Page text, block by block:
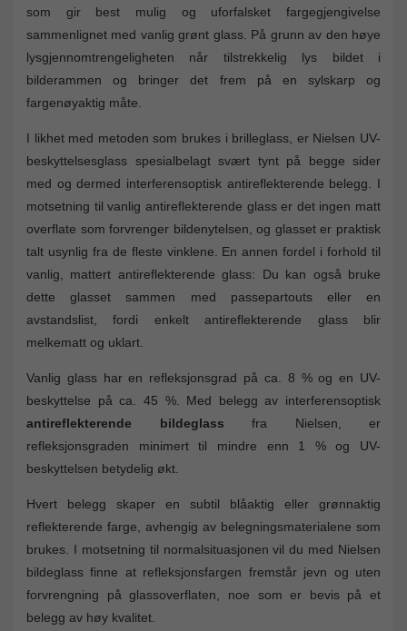
som gir best mulig og uforfalsket fargegjengivelse
sammenlignet med vanlig grønt glass. På grunn av den høye
lysgjennomtrengeligheten når tilstrekkelig lys bildet i
bilderammen og bringer det frem på en sylskarp og
fargenøyaktig måte.
I likhet med metoden som brukes i brilleglass, er Nielsen UV-
beskyttelsesglass spesialbelagt svært tynt på begge sider
med og dermed interferensoptisk antireflekterende belegg. I
motsetning til vanlig antireflekterende glass er det ingen matt
overflate som forvrenger bildenytelsen, og glasset er praktisk
talt usynlig fra de fleste vinklene. En annen fordel i forhold til
vanlig, mattert antireflekterende glass: Du kan også bruke
dette glasset sammen med passepartouts eller en
avstandslist, fordi enkelt antireflekterende glass blir
melkematt og uklart.
Vanlig glass har en refleksjonsgrad på ca. 8 % og en UV-
beskyttelse på ca. 45 %. Med belegg av interferensoptisk
antireflekterende bildeglass fra Nielsen, er
refleksjonsgraden minimert til mindre enn 1 % og UV-
beskyttelsen betydelig økt.
Hvert belegg skaper en subtil blåaktig eller grønnaktig
reflekterende farge, avhengig av belegningsmaterialene som
brukes. I motsetning til normalsituasjonen vil du med Nielsen
bildeglass finne at refleksjonsfargen fremstår jevn og uten
forvrengning på glassoverflaten, noe som er bevis på et
belegg av høy kvalitet.